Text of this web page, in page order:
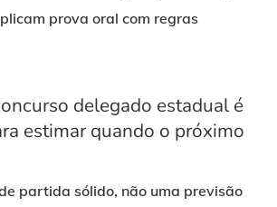
prova oral com regras
delegado estadual é
estimar quando o próximo
partida sólido, não uma previsão